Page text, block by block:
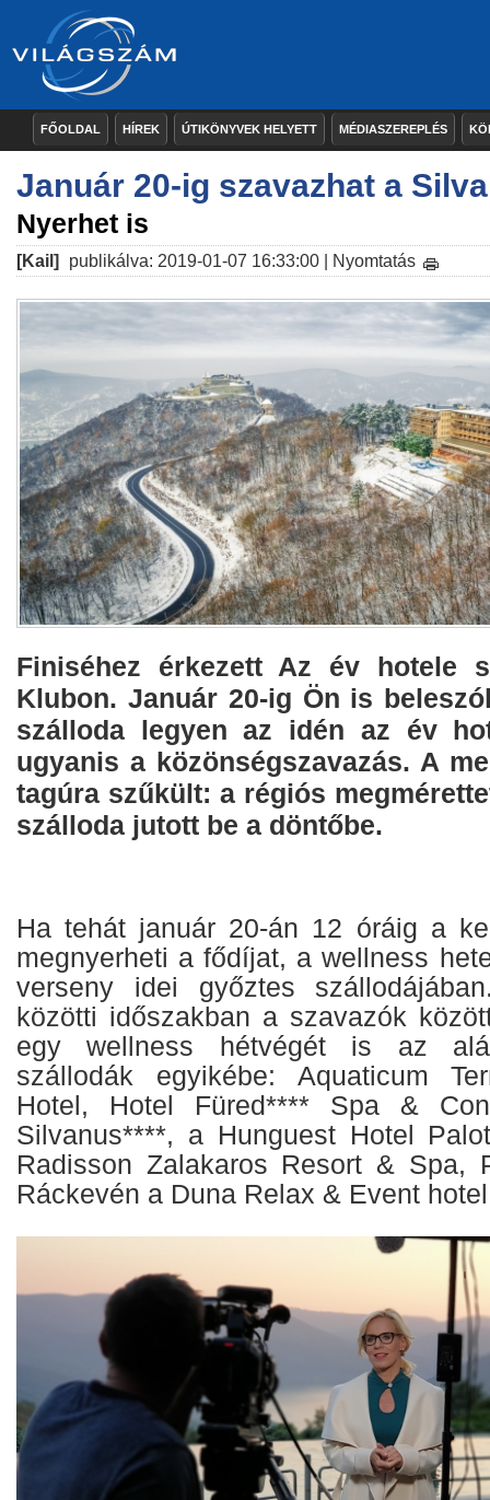
FŐOLDAL HÍREK ÚTIKÖNYVEK HELYETT MÉDIASZEREPLÉS
Január 20-ig szavazhat a
Nyerhet is
[Kail] publikálva: 2019-01-07 16:33:00 | Nyomtatás
Finiséhez érkezett Az év hotele
Klubon. Január 20-ig Ön is
szálloda legyen az idén az év
ugyanis a közönségszavazás. A
tagúra szűkült: a régiós
szálloda jutott be a döntőbe.
Ha tehát január 20-án 12 óráig a
megnyerheti a fődíjat, a wellness
verseny idei győztes
közötti időszakban a szavazók
egy wellness hétvégét is az
szállodák egyikébe: Aquaticum
Hotel, Hotel Füred**** Spa &
Silvanus****, a Hunguest Hotel
Radisson Zalakaros Resort & Spa,
Ráckevén a Duna Relax & Event